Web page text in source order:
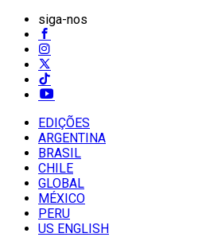
siga-nos
EDIÇÕES
ARGENTINA
BRASIL
CHILE
GLOBAL
MÉXICO
PERU
US ENGLISH